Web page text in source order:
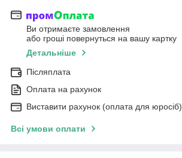
Ви отримаєте замовлення
або гроші повернуться на вашу картку
Детальніше
Післяплата
Оплата на рахунок
Виставити рахунок (оплата для юросіб)
Всі умови оплати